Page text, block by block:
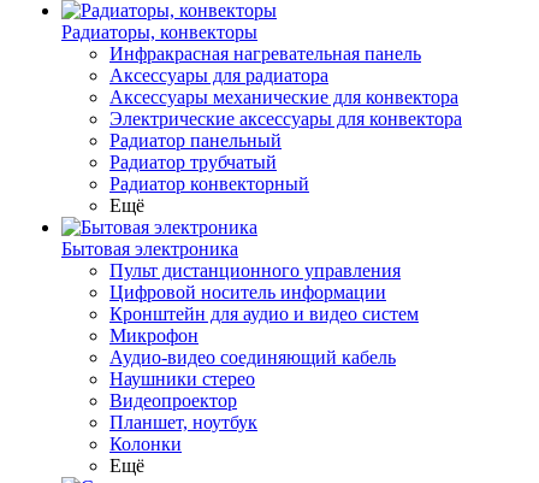
Радиаторы, конвекторы
Инфракрасная нагревательная панель
Аксессуары для радиатора
Аксессуары механические для конвектора
Электрические аксессуары для конвектора
Радиатор панельный
Радиатор трубчатый
Радиатор конвекторный
Ещё
Бытовая электроника
Пульт дистанционного управления
Цифровой носитель информации
Кронштейн для аудио и видео систем
Микрофон
Аудио-видео соединяющий кабель
Наушники стерео
Видеопроектор
Планшет, ноутбук
Колонки
Ещё